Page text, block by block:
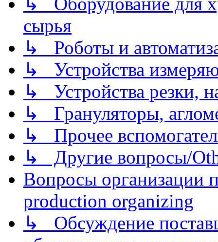
сырья
↳ Роботы и
↳ Устройства
↳ Устройства резки,
↳ Грануляторы,
↳ Прочее
↳ Другие вопросы/
Вопросы организации
production organizing
↳ Обсуждение